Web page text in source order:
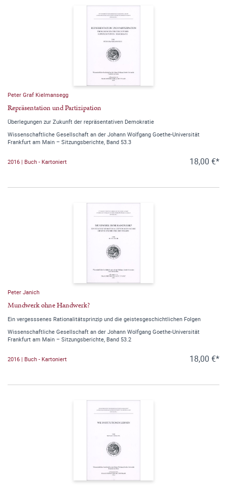
Peter Graf Kielmansegg
Repräsentation und Partizipation
Überlegungen zur Zukunft der repräsentativen Demokratie
Wissenschaftliche Gesellschaft an der Johann Wolfgang Goethe-Universität
Frankfurt am Main – Sitzungsberichte, Band 53.3
2016 | Buch - Kartoniert 18,00 €*
Peter Janich
Mundwerk ohne Handwerk?
Ein vergesssenes Rationalitätsprinzip und die geistesgeschichtlichen Folgen
Wissenschaftliche Gesellschaft an der Johann Wolfgang Goethe-Universität
Frankfurt am Main – Sitzungsberichte, Band 53.2
2016 | Buch - Kartoniert 18,00 €*